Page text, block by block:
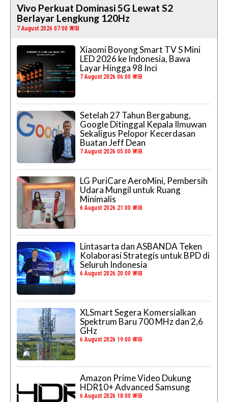
Vivo Perkuat Dominasi 5G Lewat S2
Berlayar Lengkung 120Hz
7 August 2026 07:00 WIB
Xiaomi Boyong Smart TV S Mini
LED 2026 ke Indonesia, Bawa
Layar Hingga 98 Inci
7 August 2026 06:00 WIB
Setelah 27 Tahun Bergabung,
Google Ditinggal Kepala Ilmuwan
Sekaligus Pelopor Kecerdasan
Buatan Jeff Dean
7 August 2026 05:00 WIB
LG PuriCare AeroMini, Pembersih
Udara Mungil untuk Ruang
Minimalis
6 August 2026 21:00 WIB
Lintasarta dan ASBANDA Teken
Kolaborasi Strategis untuk BPD di
Seluruh Indonesia
6 August 2026 20:00 WIB
XLSmart Segera Komersialkan
Spektrum Baru 700 MHz dan 2,6
GHz
6 August 2026 19:00 WIB
Amazon Prime Video Dukung
HDR10+ Advanced Samsung
6 August 2026 18:00 WIB